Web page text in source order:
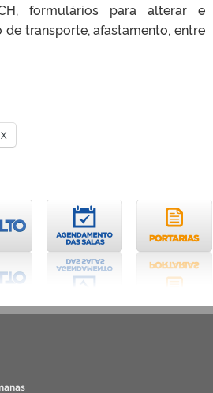
formulários para alterar e
de transporte, afastamento, entre
X